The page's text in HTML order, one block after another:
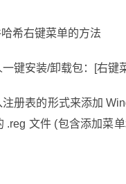
希右键菜单的方法
键安装/卸载包：[右键
册表的形式来添加
.reg 文件 (包含添加菜